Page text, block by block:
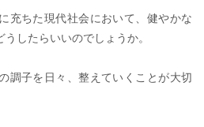
充ちた現代社会において、 健やかな
したらいいのでしょうか。
調子を日々、整えていくことが大切